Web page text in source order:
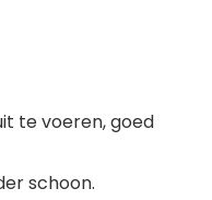
te voeren, goed
schoon.